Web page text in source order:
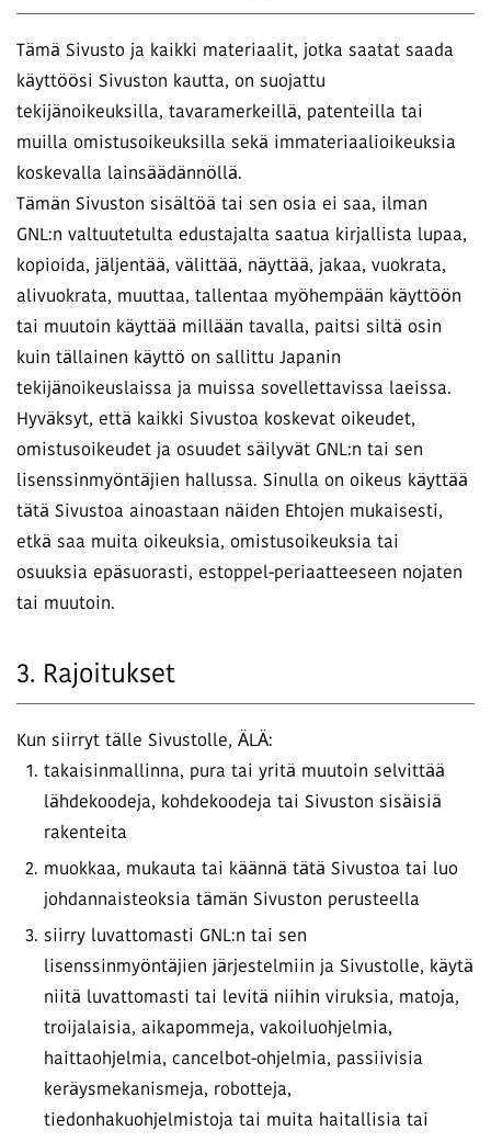
Tämä Sivusto ja kaikki materiaalit, jotka saatat saada
käyttöösi Sivuston kautta, on suojattu
tekijänoikeuksilla, tavaramerkeillä, patenteilla tai
muilla omistusoikeuksilla sekä immateriaalioikeuksia
koskevalla lainsäädännöllä.
Tämän Sivuston sisältöä tai sen osia ei saa, ilman
GNL:n valtuutetulta edustajalta saatua kirjallista lupaa,
kopioida, jäljentää, välittää, näyttää, jakaa, vuokrata,
alivuokrata, muuttaa, tallentaa myöhempään käyttöön
tai muutoin käyttää millään tavalla, paitsi siltä osin
kuin tällainen käyttö on sallittu Japanin
tekijänoikeuslaissa ja muissa sovellettavissa laeissa.
Hyväksyt, että kaikki Sivustoa koskevat oikeudet,
omistusoikeudet ja osuudet säilyvät GNL:n tai sen
lisenssinmyöntäjien hallussa. Sinulla on oikeus käyttää
tätä Sivustoa ainoastaan näiden Ehtojen mukaisesti,
etkä saa muita oikeuksia, omistusoikeuksia tai
osuuksia epäsuorasti, estoppel-periaatteeseen nojaten
tai muutoin.
3. Rajoitukset
Kun siirryt tälle Sivustolle, ÄLÄ:
takaisinmallinna, pura tai yritä muutoin selvittää
lähdekoodeja, kohdekoodeja tai Sivuston sisäisiä
rakenteita
muokkaa, mukauta tai käännä tätä Sivustoa tai luo
johdannaisteoksia tämän Sivuston perusteella
siirry luvattomasti GNL:n tai sen
lisenssinmyöntäjien järjestelmiin ja Sivustolle, käytä
niitä luvattomasti tai levitä niihin viruksia, matoja,
troijalaisia, aikapommeja, vakoiluohjelmia,
haittaohjelmia, cancelbot-ohjelmia, passiivisia
keräysmekanismeja, robotteja,
tiedonhakuohjelmistoja tai muita haitallisia tai